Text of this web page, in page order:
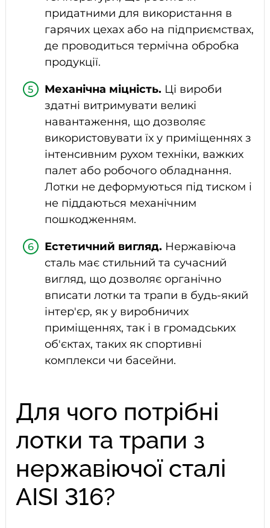
придатними для використання в
гарячих цехах або на підприємствах,
де проводиться термічна обробка
продукції.
Механічна міцність. Ці вироби
здатні витримувати великі
навантаження, що дозволяє
використовувати їх у приміщеннях з
інтенсивним рухом техніки, важких
палет або робочого обладнання.
Лотки не деформуються під тиском і
не піддаються механічним
пошкодженням.
Естетичний вигляд. Нержавіюча
сталь має стильний та сучасний
вигляд, що дозволяє органічно
вписати лотки та трапи в будь-який
інтер'єр, як у виробничих
приміщеннях, так і в громадських
об'єктах, таких як спортивні
комплекси чи басейни.
Для чого потрібні
лотки та трапи з
нержавіючої сталі
AISI 316?